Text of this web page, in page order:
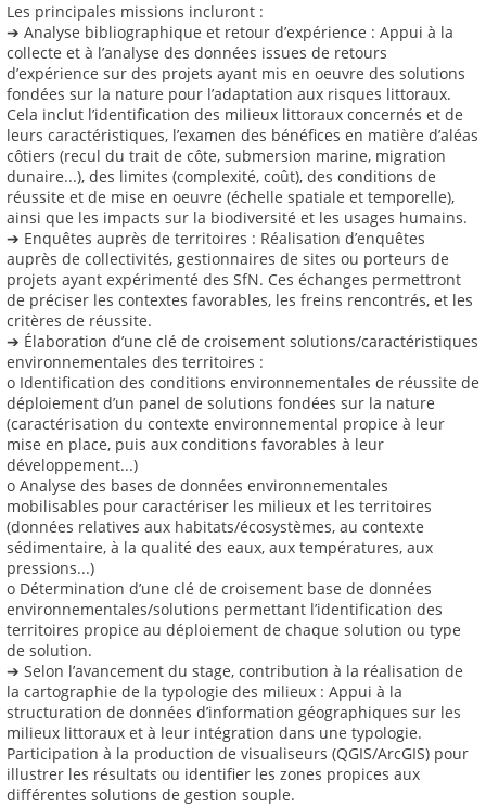
Les principales missions incluront :
➔ Analyse bibliographique et retour d’expérience : Appui à la
collecte et à l’analyse des données issues de retours
d’expérience sur des projets ayant mis en oeuvre des solutions
fondées sur la nature pour l’adaptation aux risques littoraux.
Cela inclut l’identification des milieux littoraux concernés et de
leurs caractéristiques, l’examen des bénéfices en matière d’aléas
côtiers (recul du trait de côte, submersion marine, migration
dunaire...), des limites (complexité, coût), des conditions de
réussite et de mise en oeuvre (échelle spatiale et temporelle),
ainsi que les impacts sur la biodiversité et les usages humains.
➔ Enquêtes auprès de territoires : Réalisation d’enquêtes
auprès de collectivités, gestionnaires de sites ou porteurs de
projets ayant expérimenté des SfN. Ces échanges permettront
de préciser les contextes favorables, les freins rencontrés, et les
critères de réussite.
➔ Élaboration d’une clé de croisement solutions/caractéristiques
environnementales des territoires :
o Identification des conditions environnementales de réussite de
déploiement d’un panel de solutions fondées sur la nature
(caractérisation du contexte environnemental propice à leur
mise en place, puis aux conditions favorables à leur
développement...)
o Analyse des bases de données environnementales
mobilisables pour caractériser les milieux et les territoires
(données relatives aux habitats/écosystèmes, au contexte
sédimentaire, à la qualité des eaux, aux températures, aux
pressions...)
o Détermination d’une clé de croisement base de données
environnementales/solutions permettant l’identification des
territoires propice au déploiement de chaque solution ou type
de solution.
➔ Selon l’avancement du stage, contribution à la réalisation de
la cartographie de la typologie des milieux : Appui à la
structuration de données d’information géographiques sur les
milieux littoraux et à leur intégration dans une typologie.
Participation à la production de visualiseurs (QGIS/ArcGIS) pour
illustrer les résultats ou identifier les zones propices aux
différentes solutions de gestion souple.